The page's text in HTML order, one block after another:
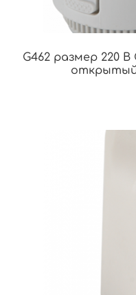
G462 размер 220
открытый